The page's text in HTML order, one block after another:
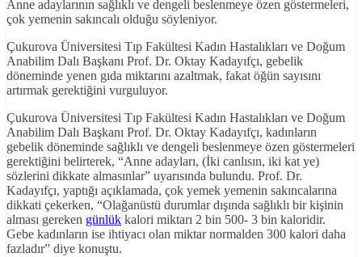
Anne adaylarının sağlıklı ve dengeli beslenmeye özen göstermeleri,
çok yemenin sakıncalı olduğu söyleniyor.
Çukurova Üniversitesi Tıp Fakültesi Kadın Hastalıkları ve Doğum
Anabilim Dalı Başkanı Prof. Dr. Oktay Kadayıfçı, gebelik
döneminde yenen gıda miktarını azaltmak, fakat öğün sayısını
artırmak gerektiğini vurguluyor.
Çukurova Üniversitesi Tıp Fakültesi Kadın Hastalıkları ve Doğum
Anabilim Dalı Başkanı Prof. Dr. Oktay Kadayıfçı, kadınların
gebelik döneminde sağlıklı ve dengeli beslenmeye özen göstermeleri
gerektiğini belirterek, “Anne adayları, (İki canlısın, iki kat ye)
sözlerini dikkate almasınlar” uyarısında bulundu. Prof. Dr.
Kadayıfçı, yaptığı açıklamada, çok yemek yemenin sakıncalarına
dikkati çekerken, “Olağanüstü durumlar dışında sağlıklı bir kişinin
alması gereken günlük kalori miktarı 2 bin 500- 3 bin kaloridir.
Gebe kadınların ise ihtiyacı olan miktar normalden 300 kalori daha
fazladır” diye konuştu.